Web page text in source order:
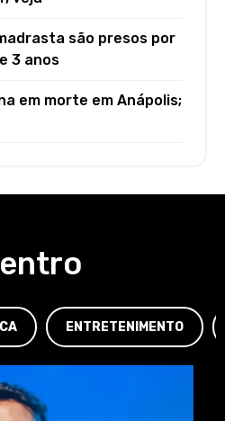
são presos por
3 anos
em morte em Anápolis;
ENTRETENIMENTO